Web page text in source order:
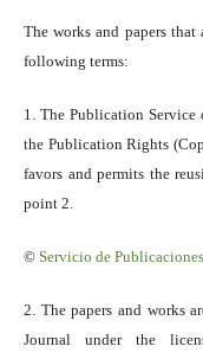
The works and papers
following terms:
1. The Publication
the Publication Rights
favors and permits the
point 2.
© Servicio de
2. The papers and works
Journal under the